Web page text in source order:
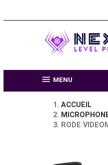
 MENU
ACCUEIL